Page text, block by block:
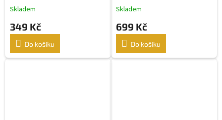
Skladem
349 Kč
Do košíku
Skladem
699 Kč
Do košíku